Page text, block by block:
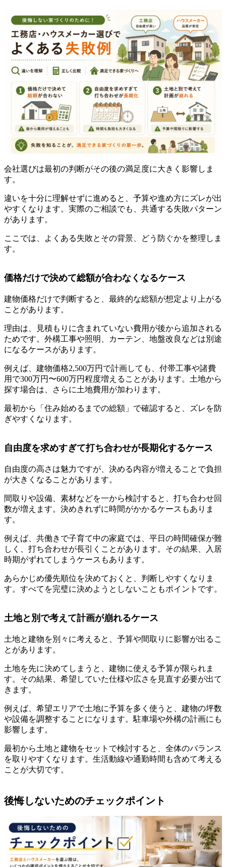
会社選びは最初の判断がその後の満足度に大きく影響しま
す。
違いを十分に理解せずに進めると、予算や進め方にズレが出
やすくなります。実際のご相談でも、共通する失敗パターン
があります。
ここでは、よくある失敗とその背景、どう防ぐかを整理しま
す。
価格だけで決めて総額が合わなくなるケース
建物価格だけで判断すると、最終的な総額が想定より上がる
ことがあります。
理由は、見積もりに含まれていない費用が後から追加される
ためです。外構工事や照明、カーテン、地盤改良などは別途
になるケースがあります。
例えば、建物価格2,500万円で計画しても、付帯工事や諸費
用で300万円〜600万円程度増えることがあります。土地から
探す場合は、さらに土地費用が加わります。
最初から「住み始めるまでの総額」で確認すると、ズレを防
ぎやすくなります。
自由度を求めすぎて打ち合わせが長期化するケース
自由度の高さは魅力ですが、決める内容が増えることで負担
が大きくなることがあります。
間取りや設備、素材などを一から検討すると、打ち合わせ回
数が増えます。決めきれずに時間がかかるケースもありま
す。
例えば、共働きで子育て中の家庭では、平日の時間確保が難
しく、打ち合わせが長引くことがあります。その結果、入居
時期がずれてしまうケースもあります。
あらかじめ優先順位を決めておくと、判断しやすくなりま
す。すべてを完璧に決めようとしないこともポイントです。
土地と別で考えて計画が崩れるケース
土地と建物を別々に考えると、予算や間取りに影響が出るこ
とがあります。
土地を先に決めてしまうと、建物に使える予算が限られま
す。その結果、希望していた仕様や広さを見直す必要が出て
きます。
例えば、希望エリアで土地に予算を多く使うと、建物の坪数
や設備を調整することになります。駐車場や外構の計画にも
影響します。
最初から土地と建物をセットで検討すると、全体のバランス
を取りやすくなります。生活動線や通勤時間も含めて考える
ことが大切です。
後悔しないためのチェックポイント